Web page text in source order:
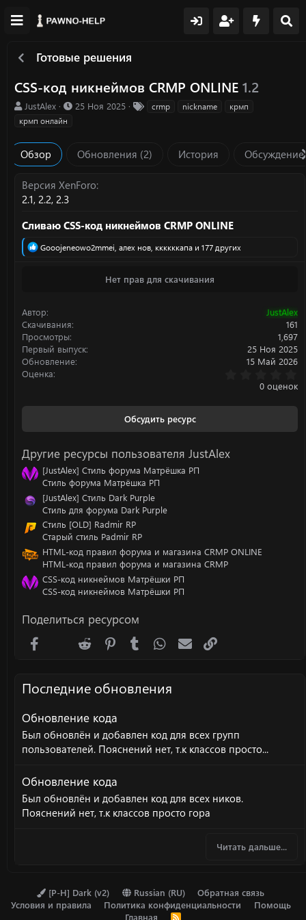
Готовые решения
CSS-код никнеймов CRMP ONLINE 1.2
А
в
т
о
р
JustAlex
Д
с
з
д
и
25 Ноя 2025 crmp nickname
крмп
крмп онлайн
Обзор Обновления (2) История Обсуждение
Версия XenForo
2.1 2.2 2.3
Сливаю CSS-код никнеймов CRMP ONLINE
Р
и
:
Gooojeneowo2mmei, алех нов, ккккккапа и 177 других
Нет прав для скачивания
Автор
JustAlex
Скачивания
161
Просмотры
1,697
Первый выпуск
25 Ноя 2025
Обновление
15 Май 2026
Оценка
.
0
0 оценок
Обсудить ресурс
Другие ресурсы пользователя JustAlex
[JustAlex] Стиль форума Матрёшка РП
Стиль форума Матрёшка РП
[JustAlex] Стиль Dark Purple
Стиль для форума Dark Purple
Стиль [OLD] Radmir RP
Старый стиль Padmir RP
HTML-код правил форума и магазина CRMP ONLINE
HTML-код правил форума и магазина CRMP
CSS-код никнеймов Матрёшки РП
CSS-код никнеймов Матрёшки РП
Поделиться ресурсом
FacebookX (Twitter)
Reddit PinterestTumblr WhatsAppЭлектронная почта
Последние обновления
Обновление кода
Был обновлён и добавлен код для всех групп
пользователей. Пояснений нет, т.к классов просто...
Обновление кода
Был обновлён и добавлен код для всех ников.
Пояснений нет, т.к классов просто гора
Читать дальше...
[P-H] Dark (v2) Russian (RU)
Обратная связь
Условия и правила
Политика конфиденциальности
Помощь
Главная
R